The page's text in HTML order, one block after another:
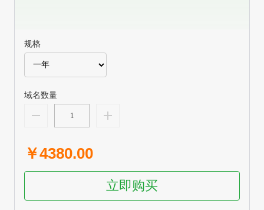
规格
域名数量
￥4380.00
立即购买